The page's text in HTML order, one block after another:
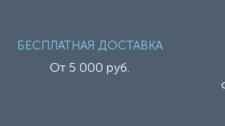
БЕСПЛАТНАЯ ДОСТАВКА
От 5 000 руб.